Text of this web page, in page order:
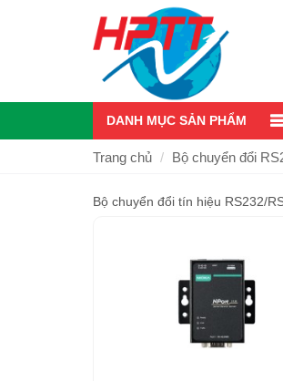
DANH MỤC SẢN PHẨM
Trang chủ Bộ chuyển đổi
Bộ chuyển đổi tín hiệu RS232/